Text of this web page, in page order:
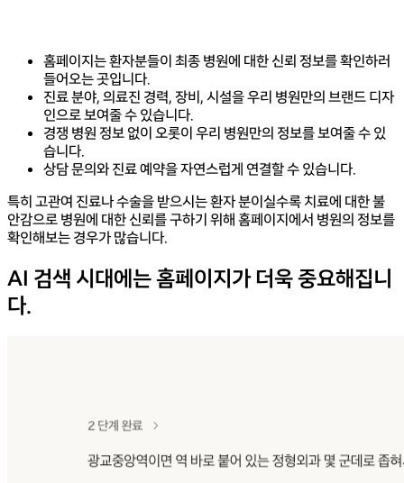
홈페이지는 환자분들이 최종 병원에 대한 신뢰 정보를 확인하러
들어오는 곳입니다.
진료 분야, 의료진 경력, 장비, 시설을 우리 병원만의 브랜드 디자
인으로 보여줄 수 있습니다.
경쟁 병원 정보 없이 오롯이 우리 병원만의 정보를 보여줄 수 있
습니다.
상담 문의와 진료 예약을 자연스럽게 연결할 수 있습니다.
특히 고관여 진료나 수술을 받으시는 환자 분이실수록 치료에 대한 불
안감으로 병원에 대한 신뢰를 구하기 위해 홈페이지에서 병원의 정보를
확인해보는 경우가 많습니다.
AI 검색 시대에는 홈페이지가 더욱 중요해집니
다.